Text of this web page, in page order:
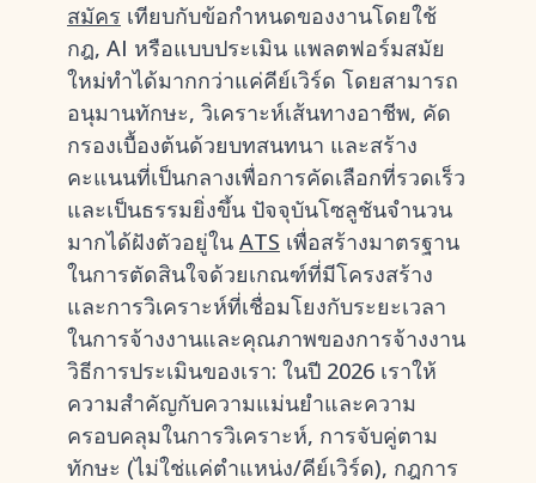
สมัคร เทียบกับข้อกำหนดของงานโดยใช้
กฎ, AI หรือแบบประเมิน แพลตฟอร์มสมัย
ใหม่ทำได้มากกว่าแค่คีย์เวิร์ด โดยสามารถ
อนุมานทักษะ, วิเคราะห์เส้นทางอาชีพ, คัด
กรองเบื้องต้นด้วยบทสนทนา และสร้าง
คะแนนที่เป็นกลางเพื่อการคัดเลือกที่รวดเร็ว
และเป็นธรรมยิ่งขึ้น ปัจจุบันโซลูชันจำนวน
มากได้ฝังตัวอยู่ใน ATS เพื่อสร้างมาตรฐาน
ในการตัดสินใจด้วยเกณฑ์ที่มีโครงสร้าง
และการวิเคราะห์ที่เชื่อมโยงกับระยะเวลา
ในการจ้างงานและคุณภาพของการจ้างงาน
วิธีการประเมินของเรา: ในปี 2026 เราให้
ความสำคัญกับความแม่นยำและความ
ครอบคลุมในการวิเคราะห์, การจับคู่ตาม
ทักษะ (ไม่ใช่แค่ตำแหน่ง/คีย์เวิร์ด), กฎการ